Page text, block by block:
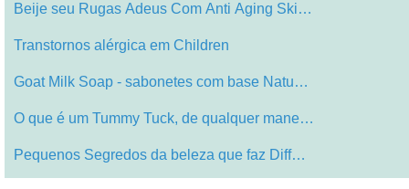
Beije seu Rugas Adeus Com Anti Aging Ski…
Transtornos alérgica em Children
Goat Milk Soap - sabonetes com base Natu…
O que é um Tummy Tuck, de qualquer mane…
Pequenos Segredos da beleza que faz Diff…